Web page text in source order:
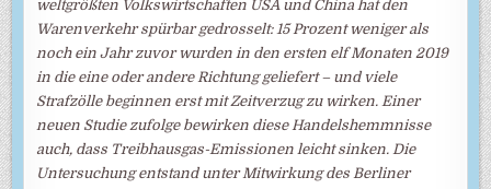
weltgrößten Volkswirtschaften USA und China hat den
Warenverkehr spürbar gedrosselt: 15 Prozent weniger als
noch ein Jahr zuvor wurden in den ersten elf Monaten 2019
in die eine oder andere Richtung geliefert – und viele
Strafzölle beginnen erst mit Zeitverzug zu wirken. Einer
neuen Studie zufolge bewirken diese Handelshemmnisse
auch, dass Treibhausgas-Emissionen leicht sinken. Die
Untersuchung entstand unter Mitwirkung des Berliner